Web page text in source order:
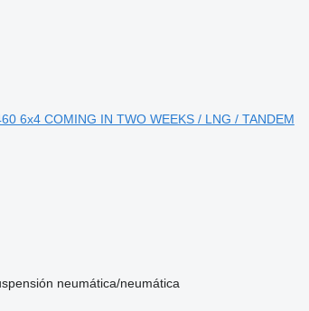
6x4 COMING IN TWO WEEKS / LNG / TANDEM
neumática/neumática